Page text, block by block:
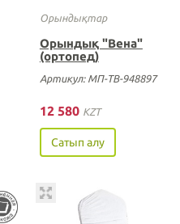
Орындықтар
Орындық "Вена"
(ортопед)
Артикул: МП-ТВ-948897
12 580 KZT
Сатып алу